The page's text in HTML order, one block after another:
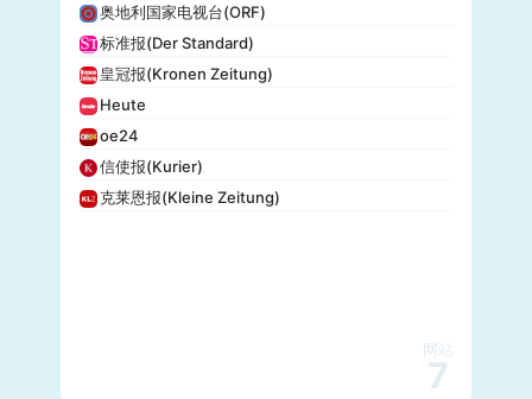
奥地利国家电视台(ORF)
标准报(Der Standard)
皇冠报(Kronen Zeitung)
Heute
oe24
信使报(Kurier)
克莱恩报(Kleine Zeitung)
网站
7